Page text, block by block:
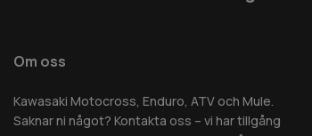
Om oss
Kawasaki Motocross, Enduro, ATV och Mule.
Saknar ni något? Kontakta oss – vi har tillgång